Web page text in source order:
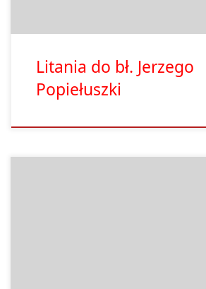
Litania do bł. Jerzego
Popiełuszki